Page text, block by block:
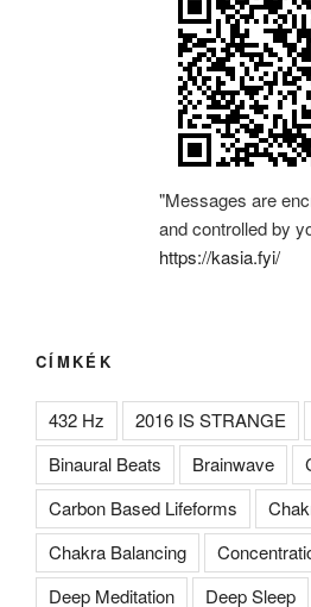
"Messages are
and controlled by
https://kasia.fyi/
CÍMKÉK
432 Hz 2016 IS STRANGE
Binaural Beats
Brainwave
Carbon Based Lifeforms
Chakra Balancing
Deep Meditation
Deep Sleep